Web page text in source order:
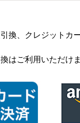
換、クレジットカ
はご利用いただけ